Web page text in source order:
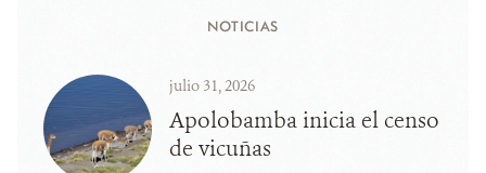
NOTICIAS
julio 31, 2026
Apolobamba inicia el censo
de vicuñas